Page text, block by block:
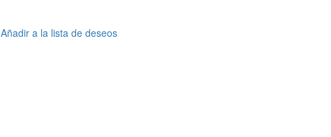
Añadir a la lista de deseos